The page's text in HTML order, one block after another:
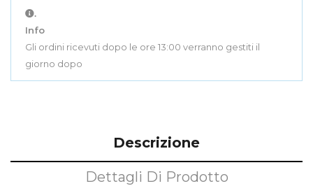
.
Info
Gli ordini ricevuti dopo le ore 13:00 verranno gestiti il
giorno dopo
Descrizione
Dettagli Di Prodotto